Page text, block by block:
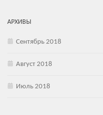
АРХИВЫ
Сентябрь 2018
Август 2018
Июль 2018